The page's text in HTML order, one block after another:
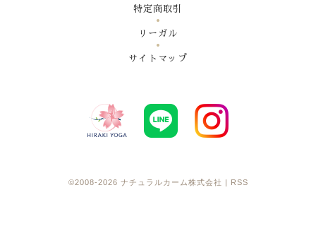
特定商取引
リーガル
サイトマップ
©2008-2026 ナチュラルカーム株式会社 RSS